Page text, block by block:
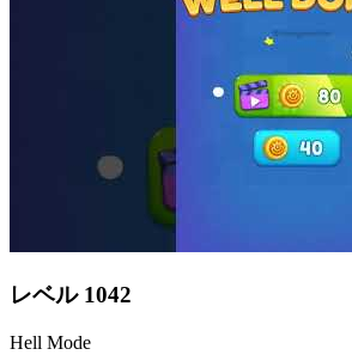
レベル 1042
Hell Mode